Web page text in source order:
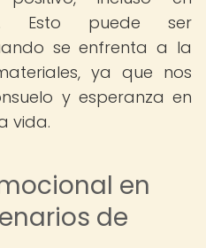
Esto puede ser
se enfrenta a la
ya que nos
y esperanza en
vida.
en
de